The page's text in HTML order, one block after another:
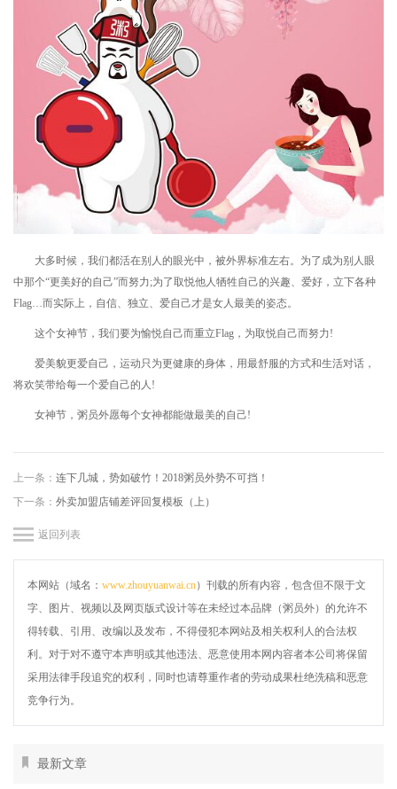
大多时候，我们都活在别人的眼光中，被外界标准左右。为了成为别人眼
中那个“更美好的自己”而努力;为了取悦他人牺牲自己的兴趣、爱好，立下各种
Flag…而实际上，自信、独立、爱自己才是女人最美的姿态。
这个女神节，我们要为愉悦自己而重立Flag，为取悦自己而努力!
爱美貌更爱自己，运动只为更健康的身体，用最舒服的方式和生活对话，
将欢笑带给每一个爱自己的人!
女神节，粥员外愿每个女神都能做最美的自己!
上一条： 连下几城，势如破竹！2018粥员外势不可挡！
下一条： 外卖加盟店铺差评回复模板（上）
返回列表
本网站（域名： www.zhouyuanwai.cn）刊载的所有内容，包含但不限于文
字、图片、视频以及网页版式设计等在未经过本品牌（粥员外）的允许不
得转载、引用、改编以及发布，不得侵犯本网站及相关权利人的合法权
利。对于对不遵守本声明或其他违法、恶意使用本网内容者本公司将保留
采用法律手段追究的权利，同时也请尊重作者的劳动成果杜绝洗稿和恶意
竞争行为。
最新文章